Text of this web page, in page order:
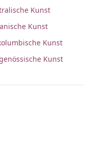
Kunst
Kunst
Kunst
Kunst